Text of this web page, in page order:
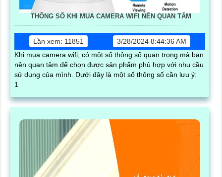
THÔNG SỐ KHI MUA CAMERA WIFI NÊN QUAN TÂM
Lần xem: 11851
3/28/2024 8:44:36 AM
Khi mua camera wifi, có một số thông số quan trọng mà bạn
nên quan tâm để chọn được sản phẩm phù hợp với nhu cầu
sử dụng của mình. Dưới đây là một số thông số cần lưu ý:
1